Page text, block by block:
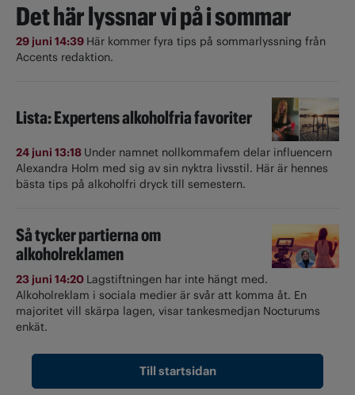
Det här lyssnar vi på i sommar
29 juni 14:39 Här kommer fyra tips på sommarlyssning från
Accents redaktion.
Lista: Expertens alkoholfria favoriter
24 juni 13:18 Under namnet nollkommafem delar influencern
Alexandra Holm med sig av sin nyktra livsstil. Här är hennes
bästa tips på alkoholfri dryck till semestern.
Så tycker partierna om
alkoholreklamen
23 juni 14:20 Lagstiftningen har inte hängt med.
Alkoholreklam i sociala medier är svår att komma åt. En
majoritet vill skärpa lagen, visar tankesmedjan Nocturums
enkät.
Till startsidan